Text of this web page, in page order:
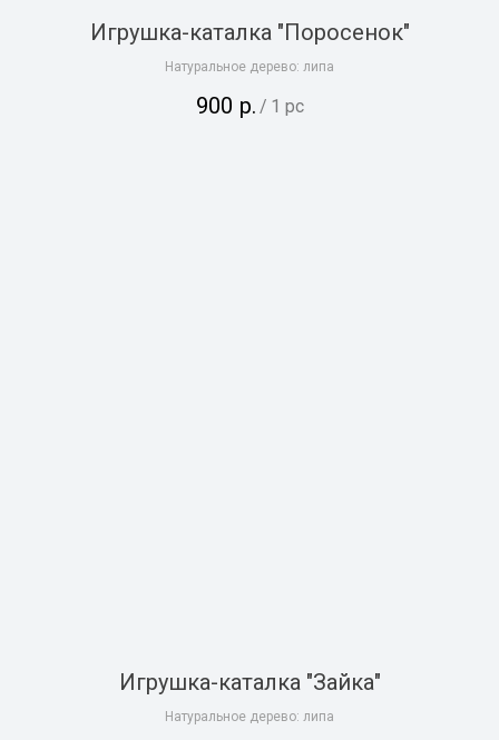
Игрушка-каталка "Поросенок"
Натуральное дерево: липа
900 р. / 1 pc
Игрушка-каталка "Зайка"
Натуральное дерево: липа